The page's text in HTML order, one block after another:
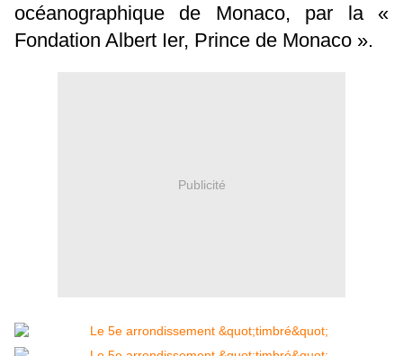
océanographique de Monaco, par la «
Fondation Albert Ier, Prince de Monaco ».
Publicité